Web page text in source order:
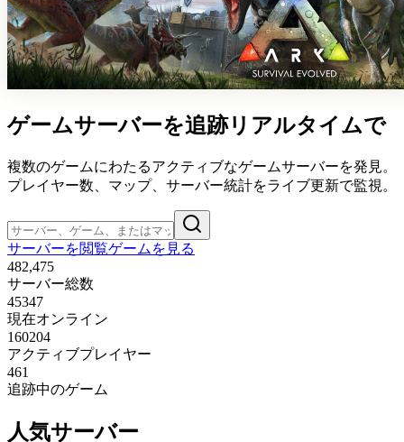
ゲームサーバーを追跡リアルタイムで
複数のゲームにわたるアクティブなゲームサーバーを発見。
プレイヤー数、マップ、サーバー統計をライブ更新で監視。
サーバーを閲覧ゲームを見る
482,475
サーバー総数
45347
現在オンライン
160204
アクティブプレイヤー
461
追跡中のゲーム
人気サーバー